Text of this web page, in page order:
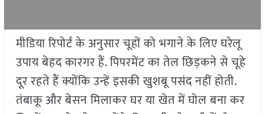
मीडिया रिपोर्ट के अनुसार चूहों को भगाने के लिए घरेलू
उपाय बेहद कारगर हैं. पिपरमेंट का तेल छिड़कने से चूहे
दूर रहते हैं क्योंकि उन्हें इसकी खुशबू पसंद नहीं होती.
तंबाकू और बेसन मिलाकर घर या खेत में घोल बना कर